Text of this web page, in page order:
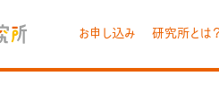
お申し込み 研究所とは